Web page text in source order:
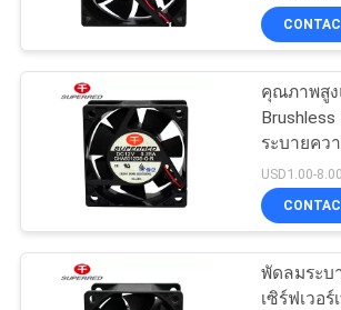
แผนผัง
เว็บไซต์
PRIVACY
POLICY
พัดลมระบายค
ร้อน cpu
คุณภาพสู
ระบายคว
พัดลมระบ
เซิร์ฟเวอ